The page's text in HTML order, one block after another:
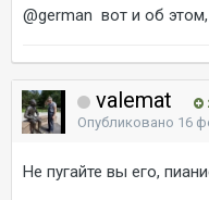
@german вот и об
valemat
Опубликовано 16
Не пугайте вы его,